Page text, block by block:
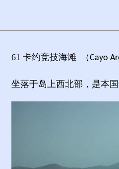
61 卡约竞技海滩 （Cayo
坐落于岛上西北部，是本